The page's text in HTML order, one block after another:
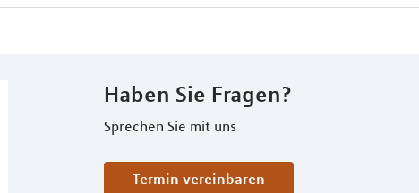
Haben Sie Fragen?
Sprechen Sie mit uns
Termin vereinbaren